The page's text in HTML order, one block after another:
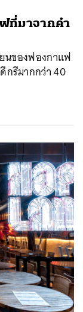
ที่มาจากคำ
นของฟองกาแฟ
กรีมากกว่า 40